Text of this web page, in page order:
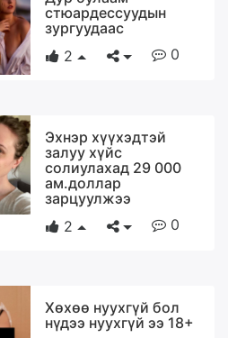
стюардессуудын
зургуудаас
2
0
Эхнэр хүүхэдтэй
залуу хүйс
солиулахад 29 000
ам.доллар
зарцуулжээ
2
0
Хөхөө нуухгүй бол
нүдээ нуухгүй ээ 18+